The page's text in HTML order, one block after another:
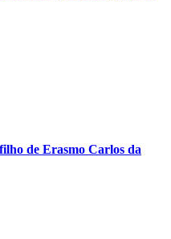
de Erasmo Carlos da